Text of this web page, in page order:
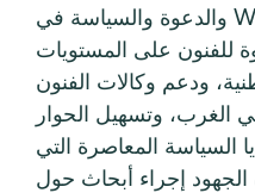
والدعوة والسياسة في WESTAF، والذي يقود جهود
للفنون على المستويات
ودعم وكالات الفنون
13 ولاية في الغرب، وتسهيل الحوار
السياسة المعاصرة التي
إجراء أبحاث حول